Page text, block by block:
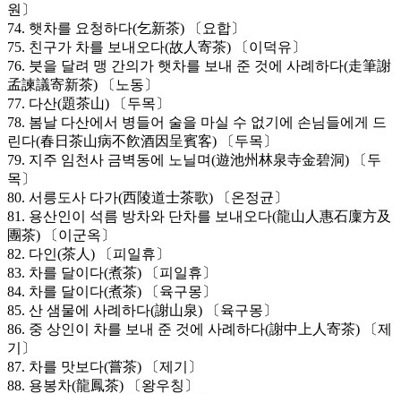
원〕
74. 햇차를 요청하다(乞新茶) 〔요합〕
75. 친구가 차를 보내오다(故人寄茶) 〔이덕유〕
76. 붓을 달려 맹 간의가 햇차를 보내 준 것에 사례하다(走筆謝
孟諫議寄新茶) 〔노동〕
77. 다산(題茶山) 〔두목〕
78. 봄날 다산에서 병들어 술을 마실 수 없기에 손님들에게 드
린다(春日茶山病不飮酒因呈賓客) 〔두목〕
79. 지주 임천사 금벽동에 노닐며(遊池州林泉寺金碧洞) 〔두
목〕
80. 서릉도사 다가(西陵道士茶歌) 〔온정균〕
81. 용산인이 석름 방차와 단차를 보내오다(龍山人惠石廩方及
團茶) 〔이군옥〕
82. 다인(茶人) 〔피일휴〕
83. 차를 달이다(煮茶) 〔피일휴〕
84. 차를 달이다(煮茶) 〔육구몽〕
85. 산 샘물에 사례하다(謝山泉) 〔육구몽〕
86. 중 상인이 차를 보내 준 것에 사례하다(謝中上人寄茶) 〔제
기〕
87. 차를 맛보다(嘗茶) 〔제기〕
88. 용봉차(龍鳳茶) 〔왕우칭〕